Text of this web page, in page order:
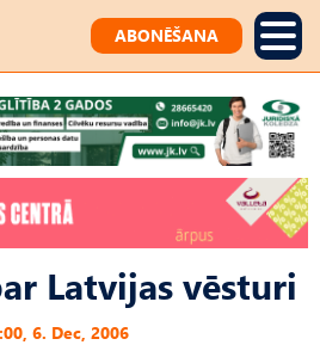
ABONĒŠANA
Latvijas vēsturi
6. Dec, 2006